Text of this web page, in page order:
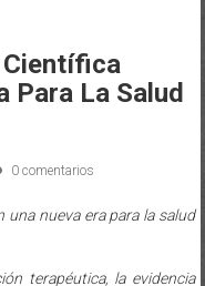
Científica
Para La Salud
0 comentarios
nueva era para la salud
terapéutica, la evidencia